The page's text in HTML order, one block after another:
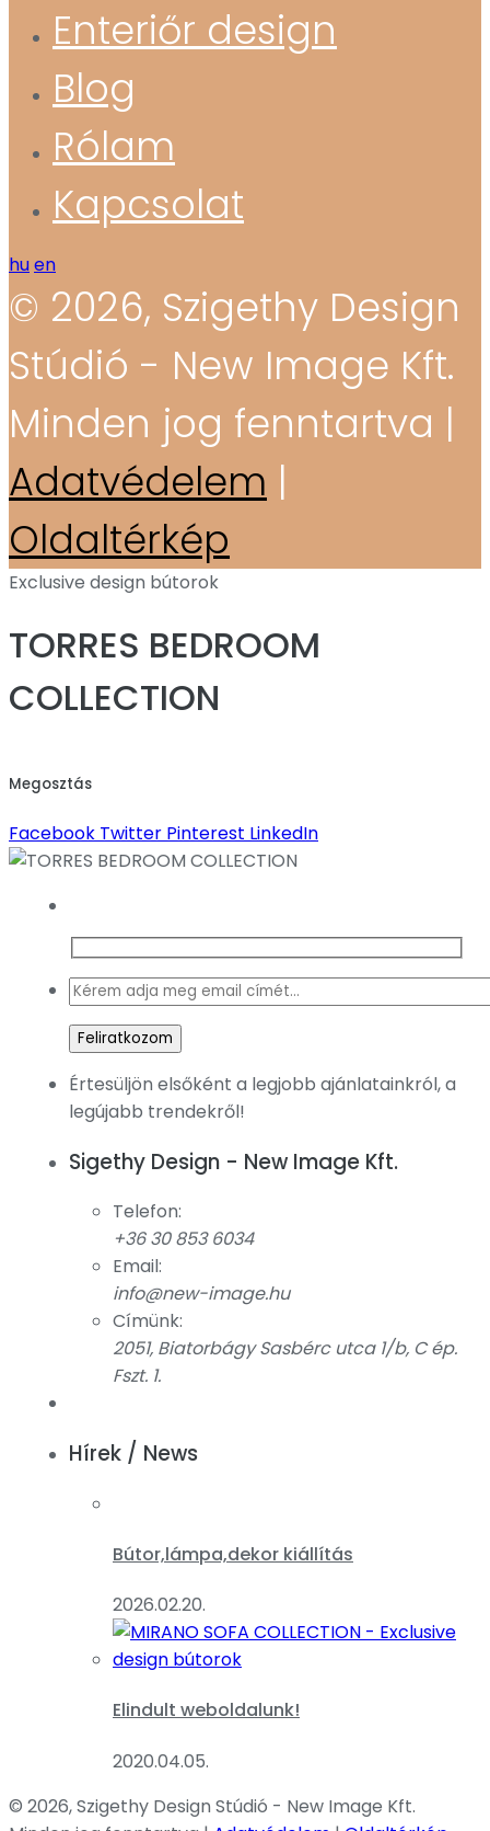
Enteriőr design
Blog
Rólam
Kapcsolat
huen
© 2026, Szigethy Design
Stúdió - New Image Kft.
Minden jog fenntartva |
Adatvédelem |
Oldaltérkép
Exclusive design bútorok
TORRES BEDROOM
COLLECTION
Megosztás
Facebook Twitter Pinterest LinkedIn
Értesüljön elsőként a legjobb ajánlatainkról, a
legújabb trendekről!
Sigethy Design - New Image Kft.
Telefon:
+36 30 853 6034
Email:
info@new-image.hu
Címünk:
2051, Biatorbágy Sasbérc utca 1/b, C ép.
Fszt. 1.
Hírek / News
Bútor,lámpa,dekor kiállítás
2026.02.20.
Elindult weboldalunk!
2020.04.05.
© 2026, Szigethy Design Stúdió - New Image Kft.